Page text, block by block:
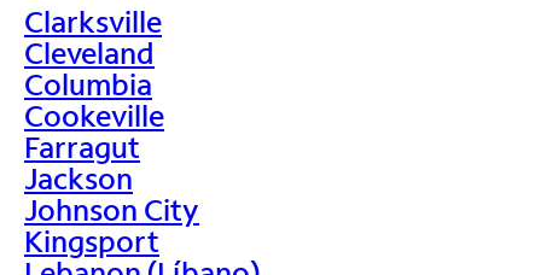
Clarksville
Cleveland
Columbia
Cookeville
Farragut
Jackson
Johnson City
Kingsport